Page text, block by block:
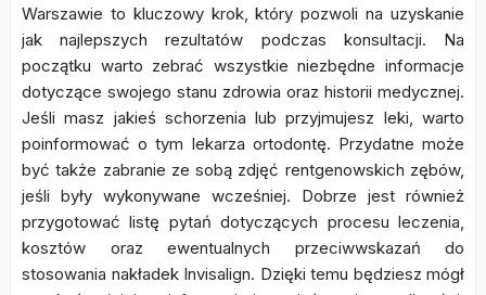
Warszawie to kluczowy krok, który pozwoli na uzyskanie
jak najlepszych rezultatów podczas konsultacji. Na
początku warto zebrać wszystkie niezbędne informacje
dotyczące swojego stanu zdrowia oraz historii medycznej.
Jeśli masz jakieś schorzenia lub przyjmujesz leki, warto
poinformować o tym lekarza ortodontę. Przydatne może
być także zabranie ze sobą zdjęć rentgenowskich zębów,
jeśli były wykonywane wcześniej. Dobrze jest również
przygotować listę pytań dotyczących procesu leczenia,
kosztów oraz ewentualnych przeciwwskazań do
stosowania nakładek Invisalign. Dzięki temu będziesz mógł